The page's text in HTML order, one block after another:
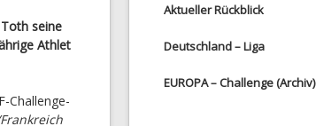
seine
Athlet
Challenge-
Aktueller Rückblick
Deutschland – Liga
EUROPA – Challenge (Archiv)